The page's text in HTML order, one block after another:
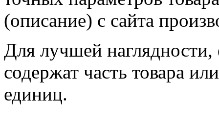
(описание) с сайта
Для лучшей наглядности,
содержат часть товара
единиц.